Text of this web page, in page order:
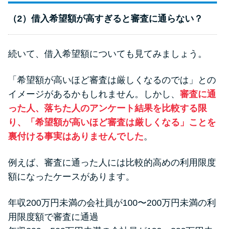
（2）借入希望額が高すぎると審査に通らない？
続いて、借入希望額についても見てみましょう。
「希望額が高いほど審査は厳しくなるのでは」との
イメージがあるかもしれません。しかし、 審査に通
った人、落ちた人のアンケート結果を比較する限
り、「希望額が高いほど審査は厳しくなる」ことを
裏付ける事実はありませんでした。
例えば、審査に通った人には比較的高めの利用限度
額になったケースがあります。
年収200万円未満の会社員が100〜200万円未満の利
用限度額で審査に通過